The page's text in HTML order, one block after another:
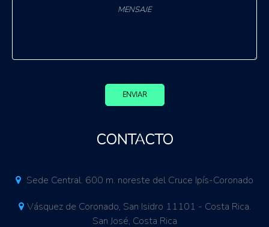
ENVIAR
CONTACTO
Sede Central. 600 m. noreste del Cruce Ipís-Coronado
Vásquez de Coronado, San Isidro 11101 - Costa Rica.
San José, Costa Rica